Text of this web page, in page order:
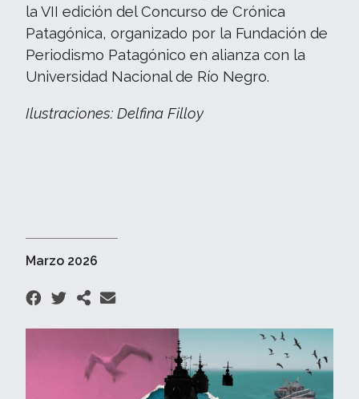
la VII edición del Concurso de Crónica
Patagónica, organizado por la Fundación de
Periodismo Patagónico en alianza con la
Universidad Nacional de Río Negro.
Ilustraciones: Delfina Filloy
Marzo 2026